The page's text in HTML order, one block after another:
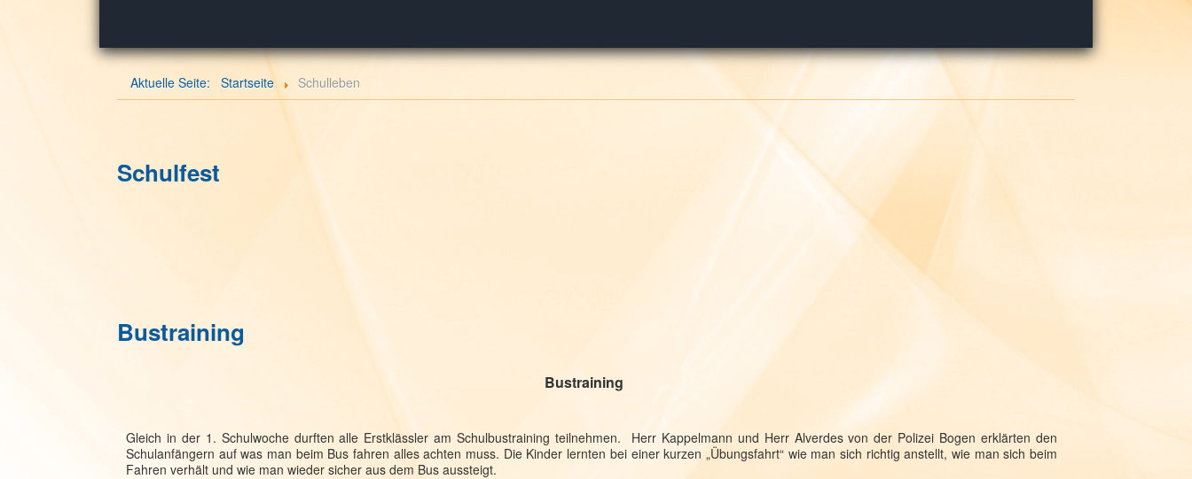
Aktuelle Seite: Startseite Schulleben
Schulfest
Bustraining
Bustraining
Gleich in der 1. Schulwoche durften alle Erstklässler am Schulbustraining teilnehmen. Herr Kappelmann und Herr Alverdes von der Polizei Bogen erklärten den
Schulanfängern auf was man beim Bus fahren alles achten muss. Die Kinder lernten bei einer kurzen „Übungsfahrt“ wie man sich richtig anstellt, wie man sich beim
Fahren verhält und wie man wieder sicher aus dem Bus aussteigt.